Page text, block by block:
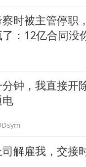
时被主管停职
：12亿合同没
钟，我直接开
解雇我，交接